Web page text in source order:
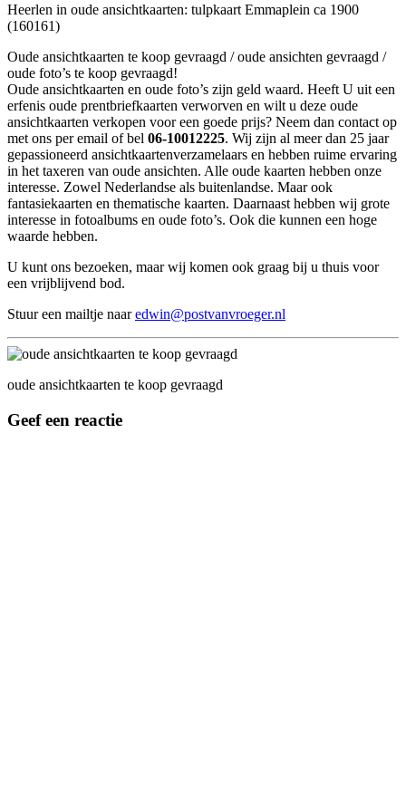
Heerlen in oude ansichtkaarten: tulpkaart Emmaplein ca 1900
(160161)
Oude ansichtkaarten te koop gevraagd / oude ansichten gevraagd /
oude foto’s te koop gevraagd!
Oude ansichtkaarten en oude foto’s zijn geld waard. Heeft U uit een
erfenis oude prentbriefkaarten verworven en wilt u deze oude
ansichtkaarten verkopen voor een goede prijs? Neem dan contact op
met ons per email of bel 06-10012225. Wij zijn al meer dan 25 jaar
gepassioneerd ansichtkaartenverzamelaars en hebben ruime ervaring
in het taxeren van oude ansichten. Alle oude kaarten hebben onze
interesse. Zowel Nederlandse als buitenlandse. Maar ook
fantasiekaarten en thematische kaarten. Daarnaast hebben wij grote
interesse in fotoalbums en oude foto’s. Ook die kunnen een hoge
waarde hebben.
U kunt ons bezoeken, maar wij komen ook graag bij u thuis voor
een vrijblijvend bod.
Stuur een mailtje naaredwin@postvanvroeger.nl
oude ansichtkaarten te koop gevraagd
Geef een reactie